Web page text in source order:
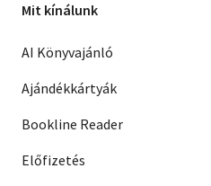
Mit kínálunk
AI Könyvajánló
Ajándékkártyák
Bookline Reader
Előfizetés